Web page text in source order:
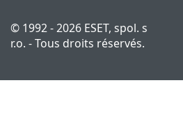
© 1992 - 2026 ESET, spol. s
r.o. - Tous droits réservés.